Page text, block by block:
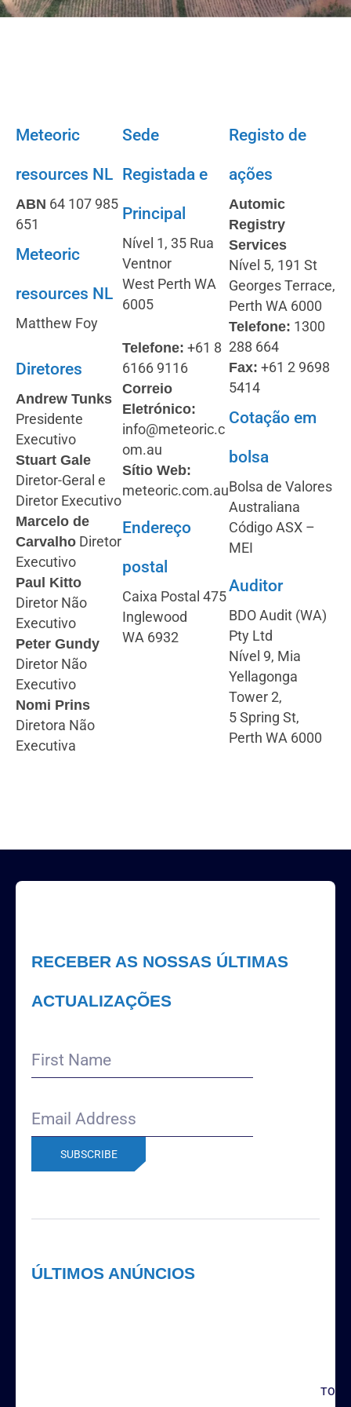
Meteoric
resources NL
ABN 64 107 985
651
Meteoric
resources NL
Matthew Foy
Diretores
Andrew Tunks
Presidente
Executivo
Stuart Gale
Diretor-Geral e
Diretor Executivo
Marcelo de
Carvalho Diretor
Executivo
Paul Kitto
Diretor Não
Executivo
Peter Gundy
Diretor Não
Executivo
Nomi Prins
Diretora Não
Executiva
Sede
Registada e
Principal
Nível 1, 35 Rua
Ventnor
West Perth WA
6005
Telefone: +61 8
6166 9116
Correio
Eletrónico:
info@meteoric.c
om.au
Sítio Web:
meteoric.com.au
Endereço
postal
Caixa Postal 475
Inglewood
WA 6932
Registo de
ações
Automic
Registry
Services
Nível 5, 191 St
Georges Terrace,
Perth WA 6000
Telefone: 1300
288 664
Fax: +61 2 9698
5414
Cotação em
bolsa
Bolsa de Valores
Australiana
Código ASX –
MEI
Auditor
BDO Audit (WA)
Pty Ltd
Nível 9, Mia
Yellagonga
Tower 2,
5 Spring St,
Perth WA 6000
RECEBER AS NOSSAS ÚLTIMAS
ACTUALIZAÇÕES
Name
Address (Obrigatório)
ÚLTIMOS ANÚNCIOS